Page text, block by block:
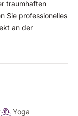
traumhaften
Sie professionelles
an der
Yoga